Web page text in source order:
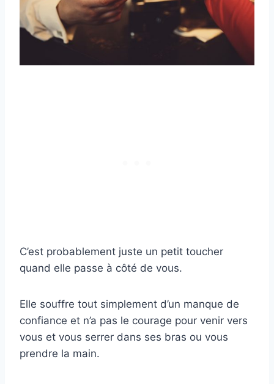
C’est probablement juste un petit toucher
quand elle passe à côté de vous.
Elle souffre tout simplement d’un manque de
confiance et n’a pas le courage pour venir vers
vous et vous serrer dans ses bras ou vous
prendre la main.